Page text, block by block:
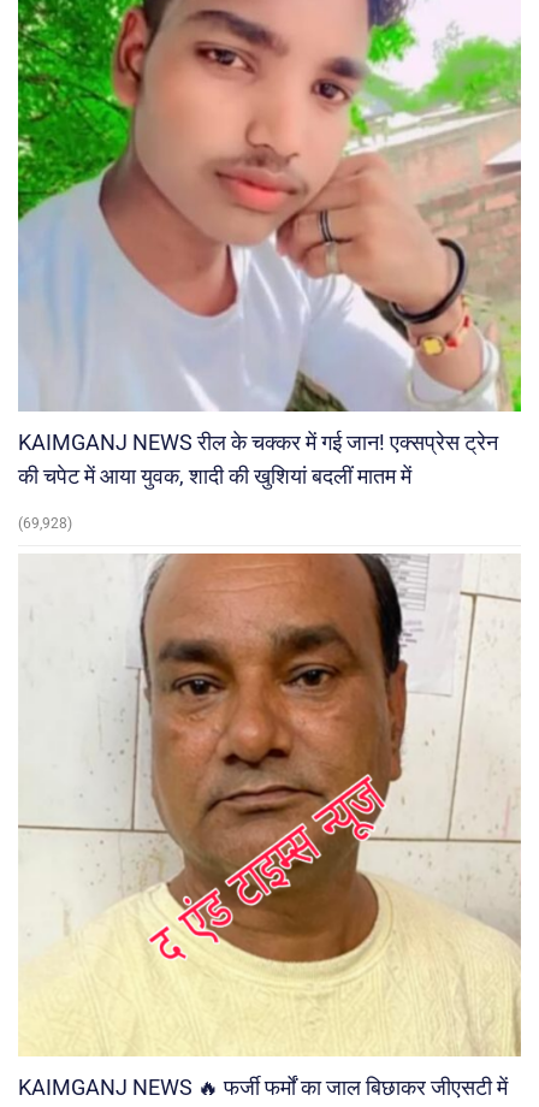
KAIMGANJ NEWS रील के चक्कर में गई जान! एक्सप्रेस ट्रेन
की चपेट में आया युवक, शादी की खुशियां बदलीं मातम में
(69,928)
KAIMGANJ NEWS 🔥 फर्जी फर्मों का जाल बिछाकर जीएसटी में